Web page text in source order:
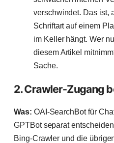
verschwindet. Das ist,
Schriftart auf einem
im Keller hängt. Wer
diesem Artikel
Sache.
2. Crawler-Zugang
Was: OAI-SearchBot für
GPTBot separat
Bing-Crawler und die